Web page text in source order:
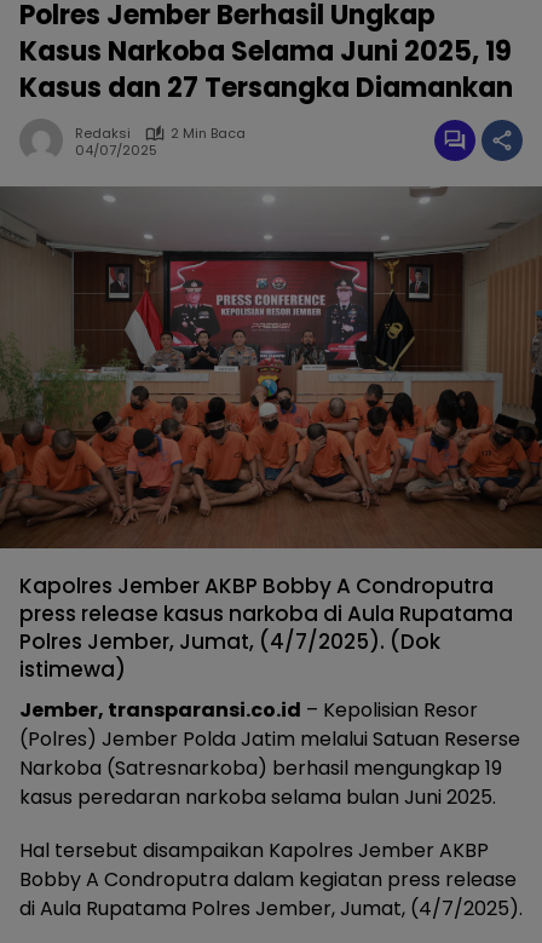
Polres Jember Berhasil Ungkap
Kasus Narkoba Selama Juni 2025, 19
Kasus dan 27 Tersangka Diamankan
Redaksi
2 Min Baca
04/07/2025
Kapolres Jember AKBP Bobby A Condroputra
press release kasus narkoba di Aula Rupatama
Polres Jember, Jumat, (4/7/2025). (Dok
istimewa)
Jember, transparansi.co.id – Kepolisian Resor
(Polres) Jember Polda Jatim melalui Satuan Reserse
Narkoba (Satresnarkoba) berhasil mengungkap 19
kasus peredaran narkoba selama bulan Juni 2025.
Hal tersebut disampaikan Kapolres Jember AKBP
Bobby A Condroputra dalam kegiatan press release
di Aula Rupatama Polres Jember, Jumat, (4/7/2025).